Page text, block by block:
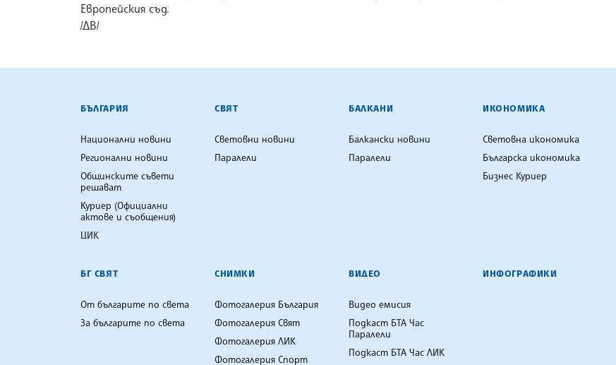
Европейския съд.
/ДВ/
БЪЛГАРСКА ТЕЛЕГРАФНА АГЕНЦИЯ
БЪЛГАРИЯ
Национални новини
Регионални новини
Общинските съвети
решават
Куриер (Официални
актове и съобщения)
ЦИК
СВЯТ
Световни новини
Паралели
БАЛКАНИ
Балкански новини
Паралели
ИКОНОМИКА
Световна икономика
Българска икономика
Бизнес Куриер
БГ СВЯТ
От българите по света
За българите по света
СНИМКИ
Фотогалерия България
Фотогалерия Свят
Фотогалерия ЛИК
Фотогалерия Спорт
ВИДЕО
Видео емисия
Подкаст БТА Час
Паралели
Подкаст БТА Час ЛИК
ИНФОГРАФИКИ